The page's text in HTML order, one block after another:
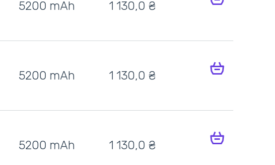
5200 mAh 1 130,0 ₴
5200 mAh 1 130,0 ₴
5200 mAh 1 130,0 ₴